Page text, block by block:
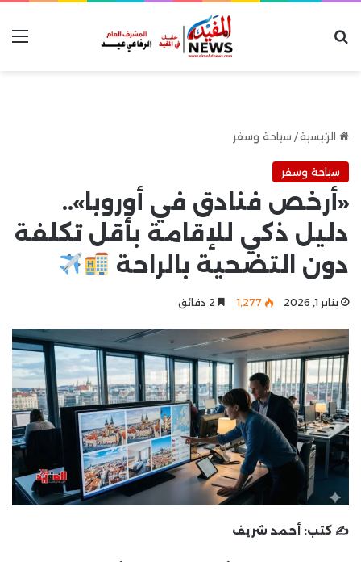
الرئيسية/ سياحة وسفر
سياحة وسفر
«أرخص فنادق في أوروبا»..
دليل ذكي للإقامة بأقل تكلفة
دون التضحية بالراحة
يناير 1, 2026 1٬277
✍️ كتب: أحمد شريف